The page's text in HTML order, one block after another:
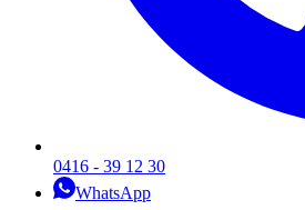
0416 - 39 12 30
WhatsApp